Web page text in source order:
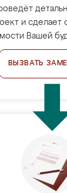
и сделает
Вашей
ВЫЗВАТЬ